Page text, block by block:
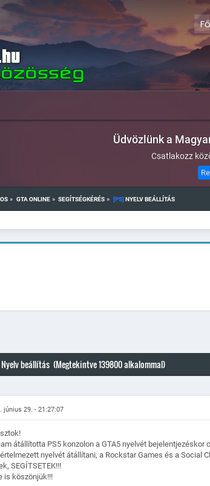
Üdvözlünk a
Csatlakozz
» GTA ONLINE » SEGÍTSÉGKÉRÉS » [PS] NYELV BEÁLLÍTÁS
beállítás (Megtekintve 139800 alkalommal)
június 29. - 21:27:07
átállította PS5 konzolon a GTA5 nyelvét
nyelvét átállítani, a Rockstar Games és a Social
SEGÍTSETEK!!!
is köszönjük!!!